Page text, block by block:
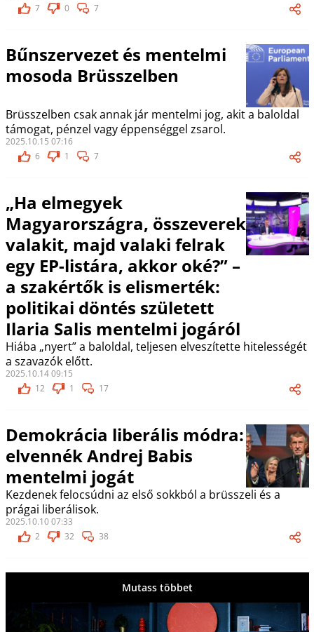
7
0 7
Bűnszervezet és mentelmi
mosoda Brüsszelben
Brüsszelben csak annak jár mentelmi jog, akit a baloldal
támogat, pénzel vagy éppenséggel zsarol.
2025.10.15 07:16
6
1 7
„Ha elmegyek
Magyarországra, összeverek
valakit, majd valaki felrak
egy EP-listára, akkor oké?” –
a szakértők is elismerték:
politikai döntés született
Ilaria Salis mentelmi jogáról
Hiába „nyert” a baloldal, teljesen elveszítette hitelességét
a szavazók előtt.
2025.10.14 09:15
12
1 17
Demokrácia liberális módra:
elvennék Andrej Babis
mentelmi jogát
Kezdenek felocsúdni az első sokkból a brüsszeli és a
prágai liberálisok.
2025.10.10 07:33
2
32 38
Mutass többet